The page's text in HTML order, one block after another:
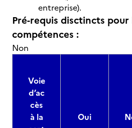
entreprise).
Pré-requis disctincts pour
compétences :
Non
Voie
d’ac
cès
à la
Oui